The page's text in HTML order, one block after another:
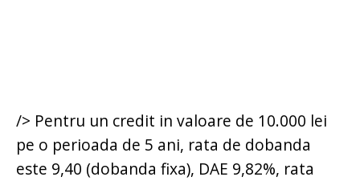
/> Pentru un credit in valoare de 10.000 lei
pe o perioada de 5 ani, rata de dobanda
este 9,40 (dobanda fixa), DAE 9,82%, rata